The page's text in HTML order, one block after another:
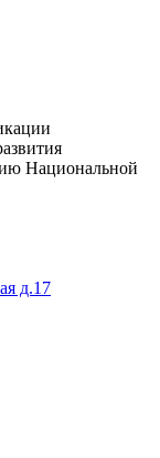
Национальной
д.17